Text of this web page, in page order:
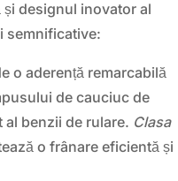
designul inovator al
semnificative:
o aderență remarcabilă
de cauciuc de
al benzii de rulare. Clasa
o frânare eficientă și